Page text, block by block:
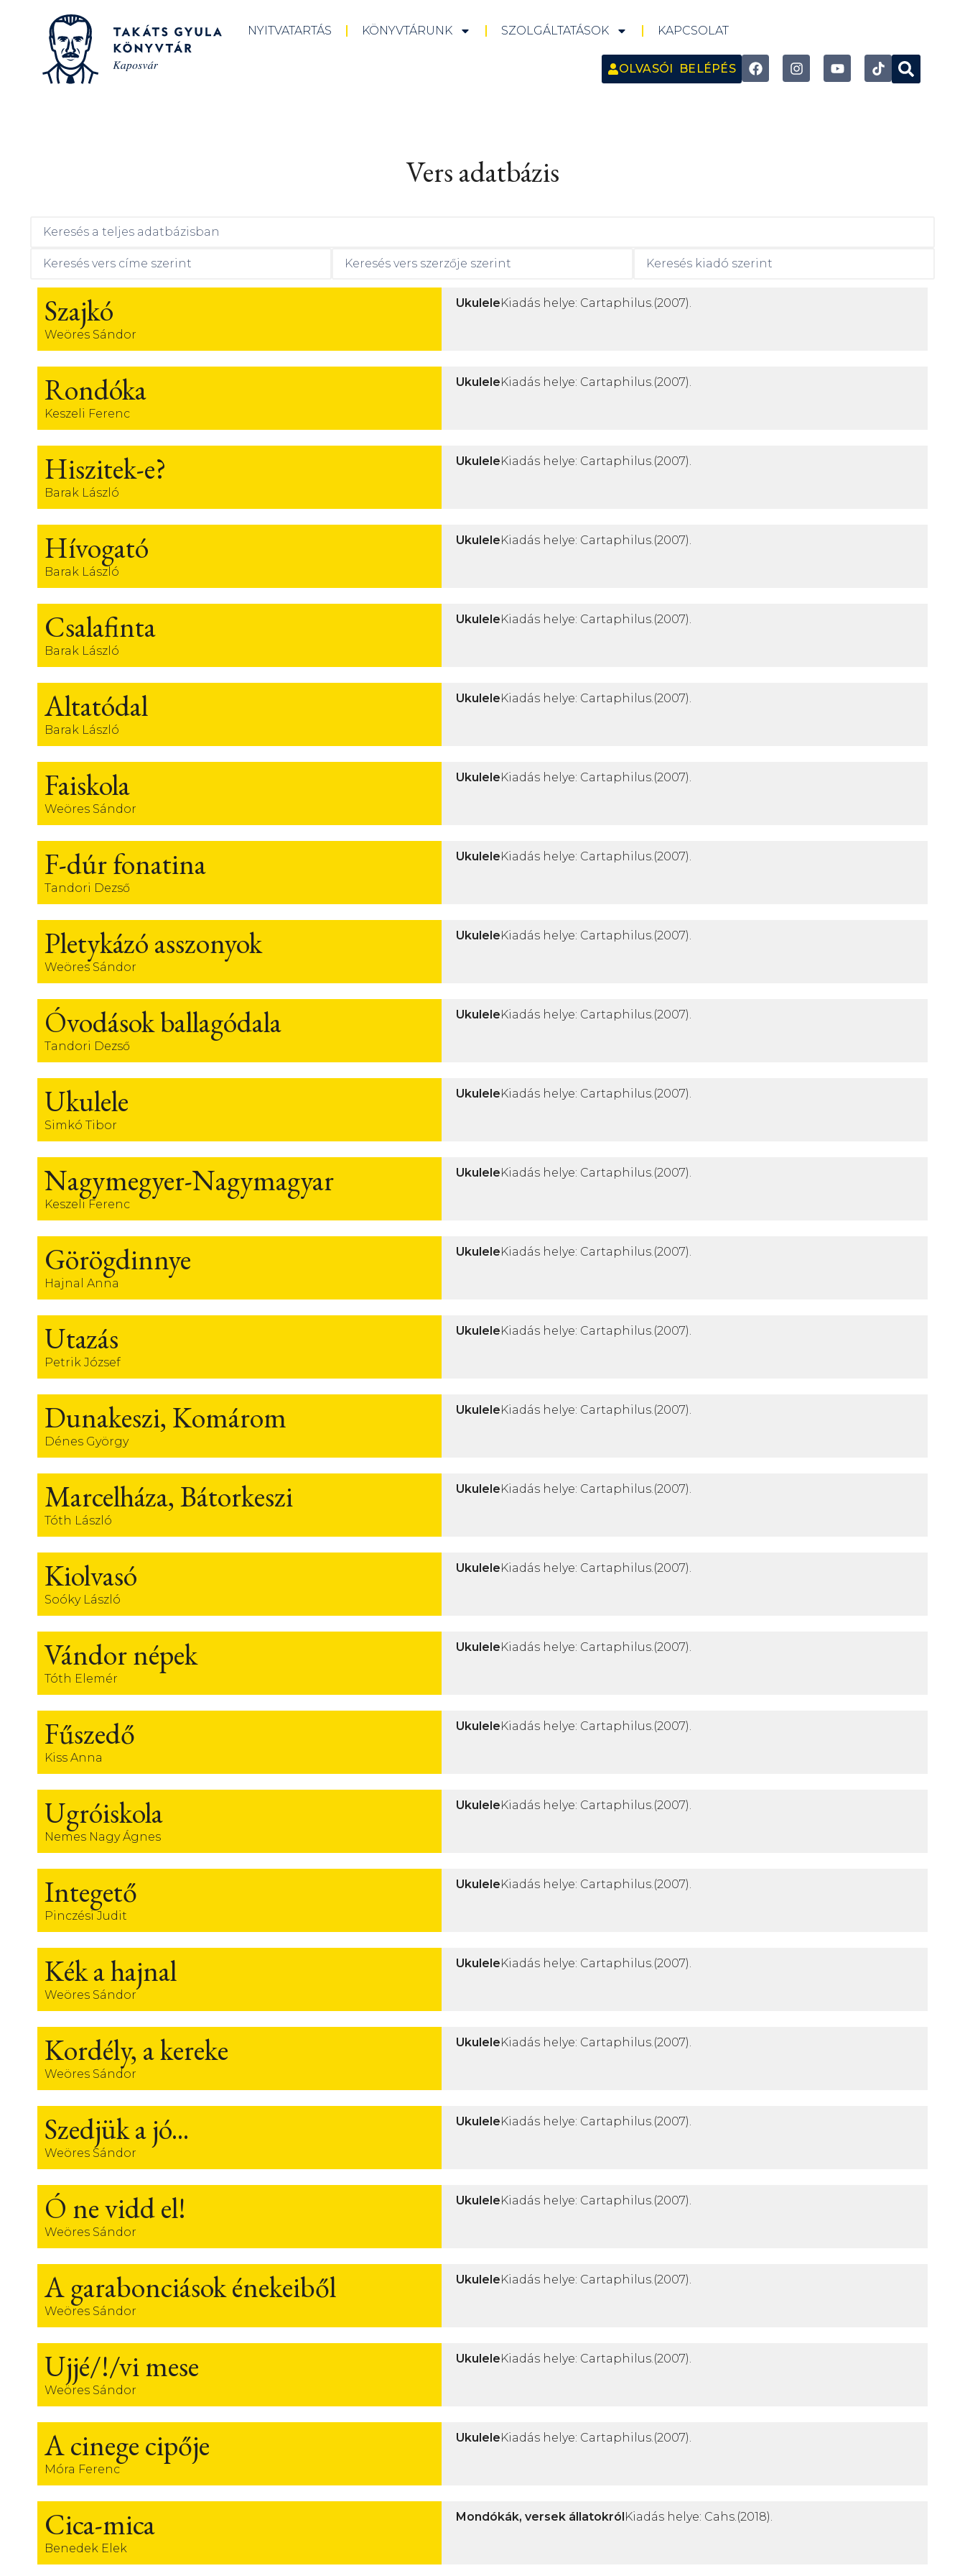
NYITVATARTÁS KÖNYVTÁRUNK SZOLGÁLTATÁSOK KAPCSOLAT
OLVASÓI BELÉPÉS
Vers adatbázis
Szajkó
Weöres Sándor
UkuleleKiadás helye: Cartaphilus.(2007).
Rondóka
Keszeli Ferenc
UkuleleKiadás helye: Cartaphilus.(2007).
Hiszitek-e?
Barak László
UkuleleKiadás helye: Cartaphilus.(2007).
Hívogató
Barak László
UkuleleKiadás helye: Cartaphilus.(2007).
Csalafinta
Barak László
UkuleleKiadás helye: Cartaphilus.(2007).
Altatódal
Barak László
UkuleleKiadás helye: Cartaphilus.(2007).
Faiskola
Weöres Sándor
UkuleleKiadás helye: Cartaphilus.(2007).
F-dúr fonatina
Tandori Dezső
UkuleleKiadás helye: Cartaphilus.(2007).
Pletykázó asszonyok
Weöres Sándor
UkuleleKiadás helye: Cartaphilus.(2007).
Óvodások ballagódala
Tandori Dezső
UkuleleKiadás helye: Cartaphilus.(2007).
Ukulele
Simkó Tibor
UkuleleKiadás helye: Cartaphilus.(2007).
Nagymegyer-Nagymagyar
Keszeli Ferenc
UkuleleKiadás helye: Cartaphilus.(2007).
Görögdinnye
Hajnal Anna
UkuleleKiadás helye: Cartaphilus.(2007).
Utazás
Petrik József
UkuleleKiadás helye: Cartaphilus.(2007).
Dunakeszi, Komárom
Dénes György
UkuleleKiadás helye: Cartaphilus.(2007).
Marcelháza, Bátorkeszi
Tóth László
UkuleleKiadás helye: Cartaphilus.(2007).
Kiolvasó
Soóky László
UkuleleKiadás helye: Cartaphilus.(2007).
Vándor népek
Tóth Elemér
UkuleleKiadás helye: Cartaphilus.(2007).
Fűszedő
Kiss Anna
UkuleleKiadás helye: Cartaphilus.(2007).
Ugróiskola
Nemes Nagy Ágnes
UkuleleKiadás helye: Cartaphilus.(2007).
Integető
Pinczési Judit
UkuleleKiadás helye: Cartaphilus.(2007).
Kék a hajnal
Weöres Sándor
UkuleleKiadás helye: Cartaphilus.(2007).
Kordély, a kereke
Weöres Sándor
UkuleleKiadás helye: Cartaphilus.(2007).
Szedjük a jó...
Weöres Sándor
UkuleleKiadás helye: Cartaphilus.(2007).
Ó ne vidd el!
Weöres Sándor
UkuleleKiadás helye: Cartaphilus.(2007).
A garabonciások énekeiből
Weöres Sándor
UkuleleKiadás helye: Cartaphilus.(2007).
Ujjé/!/vi mese
Weöres Sándor
UkuleleKiadás helye: Cartaphilus.(2007).
A cinege cipője
Móra Ferenc
UkuleleKiadás helye: Cartaphilus.(2007).
Cica-mica
Benedek Elek
Mondókák, versek állatokrólKiadás helye: Cahs.(2018).